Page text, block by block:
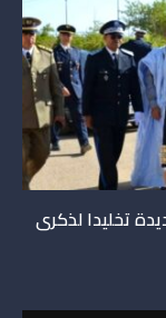
تخليدا لذكرى